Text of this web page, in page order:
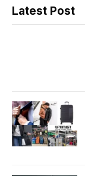
Latest Post